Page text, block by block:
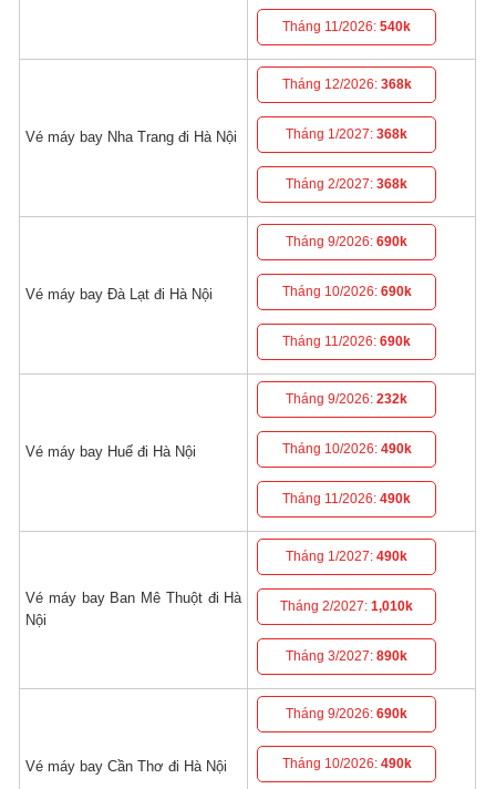
Tháng 11/2026:540k
Vé máy bay Nha Trang đi Hà Nội
Tháng 12/2026: 368k
Tháng 1/2027:368k
Tháng 2/2027:368k
Vé máy bay Đà Lạt đi Hà Nội
Tháng 9/2026:690k
Tháng 10/2026: 690k
Tháng 11/2026:690k
Vé máy bay Huế đi Hà Nội
Tháng 9/2026:232k
Tháng 10/2026: 490k
Tháng 11/2026:490k
Vé máy bay Ban Mê Thuột đi Hà
Nội
Tháng 1/2027:490k
Tháng 2/2027:1,010k
Tháng 3/2027:890k
Vé máy bay Cần Thơ đi Hà Nội
Tháng 9/2026:690k
Tháng 10/2026: 490k